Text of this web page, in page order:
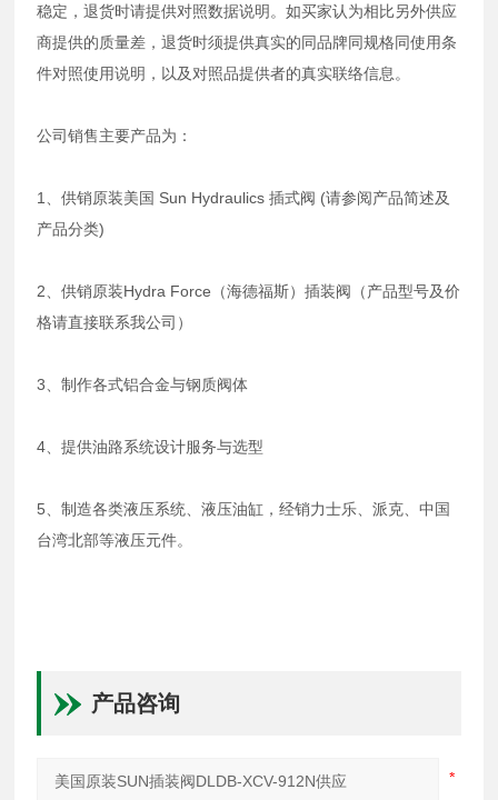
稳定，退货时请提供对照数据说明。如买家认为相比另外供应
商提供的质量差，退货时须提供真实的同品牌同规格同使用条
件对照使用说明，以及对照品提供者的真实联络信息。
公司销售主要产品为：
1、供销原装美国 Sun Hydraulics 插式阀 (请参阅产品简述及
产品分类)
2、供销原装Hydra Force（海德福斯）插装阀（产品型号及价
格请直接联系我公司）
3、制作各式铝合金与钢质阀体
4、提供油路系统设计服务与选型
5、制造各类液压系统、液压油缸，经销力士乐、派克、中国
台湾北部等液压元件。
产品咨询